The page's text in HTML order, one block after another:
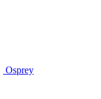
Osprey